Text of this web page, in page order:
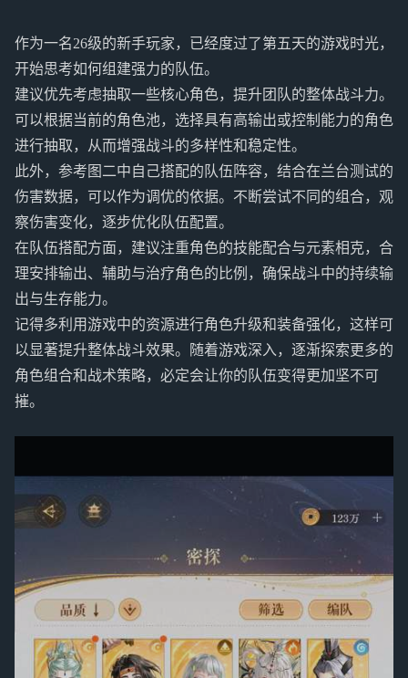
作为一名26级的新手玩家，已经度过了第五天的游戏时光，
开始思考如何组建强力的队伍。
建议优先考虑抽取一些核心角色，提升团队的整体战斗力。
可以根据当前的角色池，选择具有高输出或控制能力的角色
进行抽取，从而增强战斗的多样性和稳定性。
此外，参考图二中自己搭配的队伍阵容，结合在兰台测试的
伤害数据，可以作为调优的依据。不断尝试不同的组合，观
察伤害变化，逐步优化队伍配置。
在队伍搭配方面，建议注重角色的技能配合与元素相克，合
理安排输出、辅助与治疗角色的比例，确保战斗中的持续输
出与生存能力。
记得多利用游戏中的资源进行角色升级和装备强化，这样可
以显著提升整体战斗效果。随着游戏深入，逐渐探索更多的
角色组合和战术策略，必定会让你的队伍变得更加坚不可
摧。